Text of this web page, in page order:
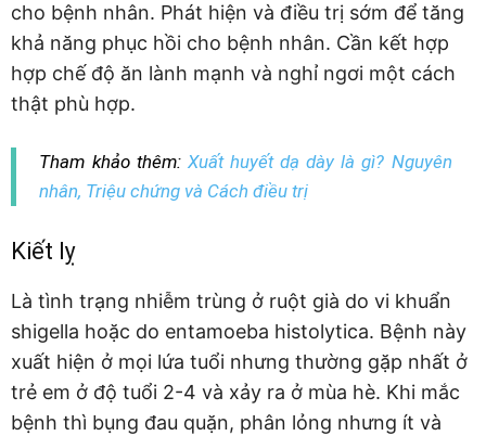
cho bệnh nhân. Phát hiện và điều trị sớm để tăng
khả năng phục hồi cho bệnh nhân. Cần kết hợp
hợp chế độ ăn lành mạnh và nghỉ ngơi một cách
thật phù hợp.
Tham khảo thêm: Xuất huyết dạ dày là gì? Nguyên
nhân, Triệu chứng và Cách điều trị
Kiết lỵ
Là tình trạng nhiễm trùng ở ruột già do vi khuẩn
shigella hoặc do entamoeba histolytica. Bệnh này
xuất hiện ở mọi lứa tuổi nhưng thường gặp nhất ở
trẻ em ở độ tuổi 2-4 và xảy ra ở mùa hè. Khi mắc
bệnh thì bụng đau quặn, phân lỏng nhưng ít và